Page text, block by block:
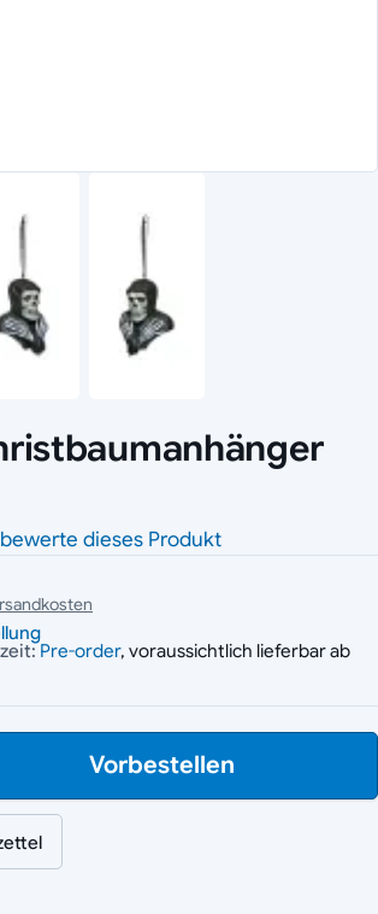
dieses Produkt
Pre-order, voraussichtlich lieferbar ab
Vorbestellen